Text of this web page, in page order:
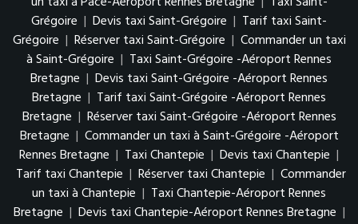
Grégoire | Devis taxi Saint-Grégoire | Tarif taxi Saint-
Grégoire | Réserver taxi Saint-Grégoire | Commander un taxi
à Saint-Grégoire | Taxi Saint-Grégoire -Aéroport Rennes
Bretagne | Devis taxi Saint-Grégoire -Aéroport Rennes
Bretagne | Tarif taxi Saint-Grégoire -Aéroport Rennes
Bretagne | Réserver taxi Saint-Grégoire -Aéroport Rennes
Bretagne | Commander un taxi à Saint-Grégoire -Aéroport
Rennes Bretagne | Taxi Chantepie | Devis taxi Chantepie |
Tarif taxi Chantepie | Réserver taxi Chantepie | Commander
un taxi à Chantepie | Taxi Chantepie-Aéroport Rennes
Bretagne | Devis taxi Chantepie-Aéroport Rennes Bretagne |